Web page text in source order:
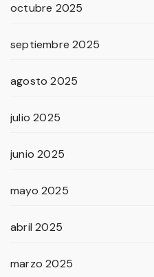
octubre 2025
septiembre 2025
agosto 2025
julio 2025
junio 2025
mayo 2025
abril 2025
marzo 2025